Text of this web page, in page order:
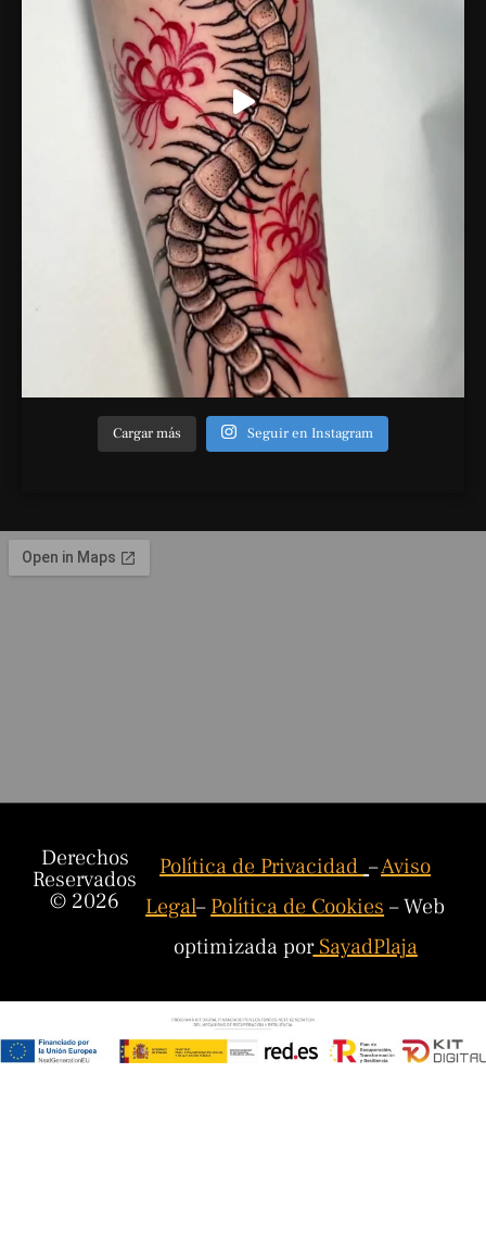
Cargar más Seguir en Instagram
Derechos
Reservados
© 2026
Política de Privacidad–Aviso
Legal–Política de Cookies– Web
optimizada porSayadPlaja